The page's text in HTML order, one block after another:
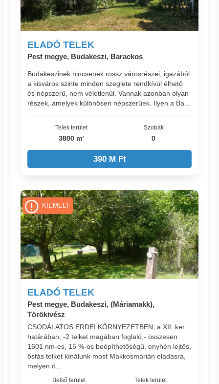
ELADÓ TELEK
Pest megye, Budakeszi, Barackos
Budakeszinek nincsenek rossz városrészei, igazából
a kisváros szinte minden szeglete rendkívül élhető
és népszerű, nem véletlenül. Vannak azonban olyan
részek, amelyek különösen népszerűek. Ilyen a Ba...
Telek terület
3800 m²
Szobák
0
390 M Ft
ELADÓ TELEK
Pest megye, Budakeszi, (Máriamakk),
Törökivész
CSODÁLATOS ERDEI KÖRNYEZETBEN, a XII. ker.
határában, -2 telket magában foglaló,- összesen
1601 nm-es, 15 %-os beépíthetőségű, enyhén lejtős,
ősfás telket kínálunk most Makkosmárián eladásra,
melyen ö...
Belső terület Telek terület
KIEMELT